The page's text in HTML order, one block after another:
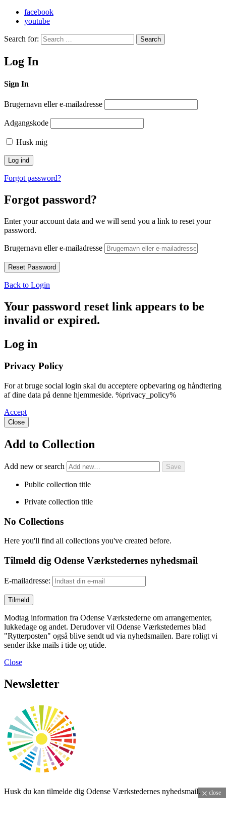
facebook
youtube
Search for: Search
close
Log In
Sign In
Brugernavn eller e-mailadresse
Adgangskode
Husk mig
Forgot password?
Forgot password?
Enter your account data and we will send you a link to reset your
password.
Brugernavn eller e-mailadresse
Back to Login
Your password reset link appears to be
invalid or expired.
Log in
Privacy Policy
For at bruge social login skal du acceptere opbevaring og håndtering
af dine data på denne hjemmeside. %privacy_policy%
Accept
Close
Add to Collection
Add new or search
Public collection title
Private collection title
No Collections
Here you'll find all collections you've created before.
Tilmeld dig Odense Værkstedernes nyhedsmail
E-mailadresse:
Modtag information fra Odense Værkstederne om arrangementer,
lukkedage og andet. Derudover vil Odense Værkstedernes blad
"Rytterposten" også blive sendt ud via nyhedsmailen. Bare roligt vi
sender ikke mails i tide og utide.
Close
Newsletter
Husk du kan tilmelde dig Odense Værkstedernes nyhedsmail.